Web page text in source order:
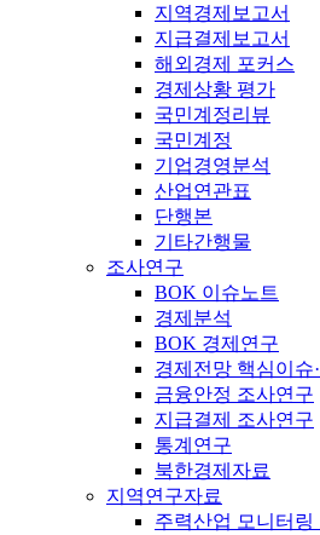
지역경제보고서
지급결제보고서
해외경제 포커스
경제상황 평가
국민계정리뷰
국민계정
기업경영분석
산업연관표
단행본
기타간행물
조사연구
BOK 이슈노트
경제분석
BOK 경제연구
경제전망 핵심이슈
금융안정 조사연구
지급결제 조사연구
통계연구
북한경제자료
지역연구자료
주력산업 모니터링